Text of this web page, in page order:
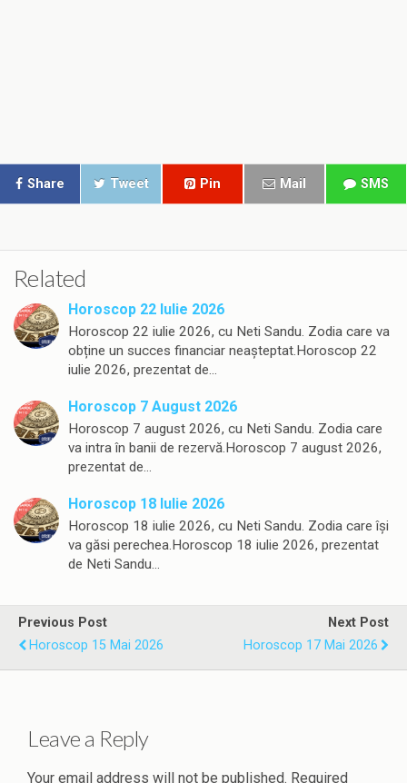
Share Tweet Pin Mail SMS
Related
Horoscop 22 Iulie 2026
Horoscop 22 iulie 2026, cu Neti Sandu. Zodia care va
obține un succes financiar neașteptat.Horoscop 22
iulie 2026, prezentat de…
Horoscop 7 August 2026
Horoscop 7 august 2026, cu Neti Sandu. Zodia care
va intra în banii de rezervă.Horoscop 7 august 2026,
prezentat de…
Horoscop 18 Iulie 2026
Horoscop 18 iulie 2026, cu Neti Sandu. Zodia care își
va găsi perechea.Horoscop 18 iulie 2026, prezentat
de Neti Sandu…
Previous Post
Horoscop 15 Mai 2026
Next Post
Horoscop 17 Mai 2026
Leave a Reply
Your email address will not be published. Required